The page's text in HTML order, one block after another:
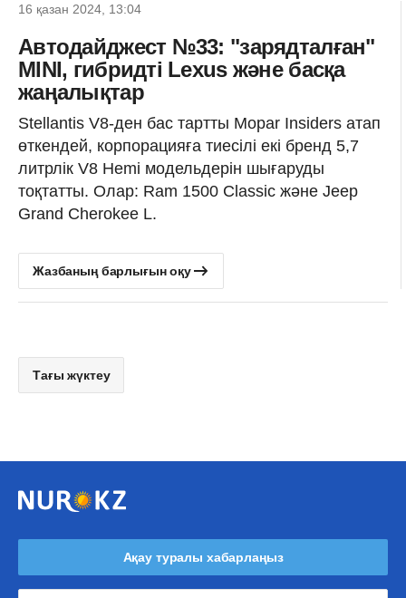
16 қазан 2024, 13:04
Автодайджест №33: "зарядталған"
MINI, гибридті Lexus және басқа
жаңалықтар
Stellantis V8-ден бас тартты Mopar Insiders атап
өткендей, корпорацияға тиесілі екі бренд 5,7
литрлік V8 Hemi модельдерін шығаруды
тоқтатты. Олар: Ram 1500 Classic және Jeep
Grand Cherokee L.
Жазбаның барлығын оқу
Тағы жүктеу
Ақау туралы хабарлаңыз